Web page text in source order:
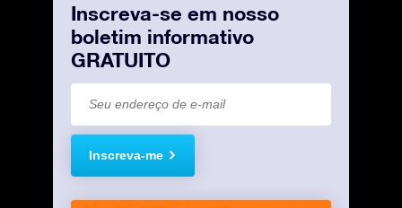
Inscreva-se em nosso
boletim informativo
GRATUITO
Inscreva-me